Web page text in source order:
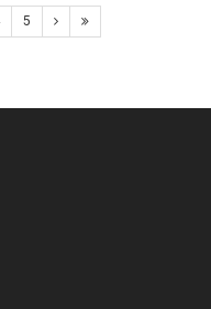
5